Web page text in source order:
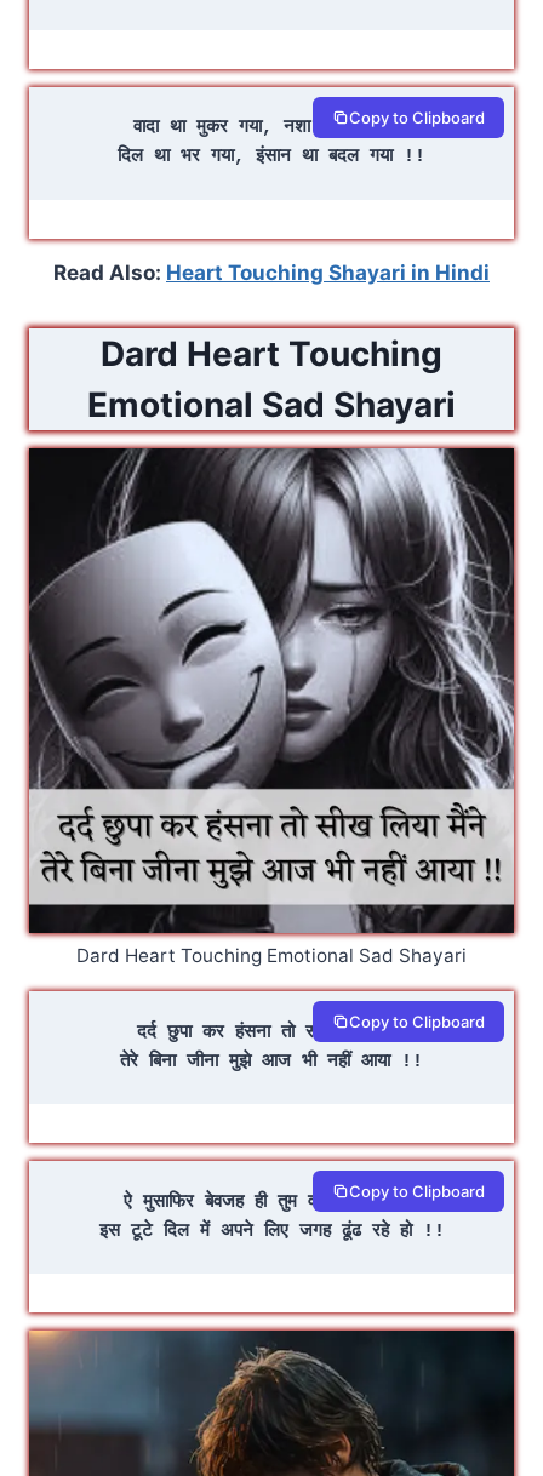
वादा था मुकर गया, नशा था उतर गया
दिल था भर गया, इंसान था बदल गया !!
Copy to Clipboard
Read Also: Heart Touching Shayari in Hindi
Dard Heart Touching
Emotional Sad Shayari
Dard Heart Touching Emotional Sad Shayari
दर्द छुपा कर हंसना तो सीख लिया मैंने
तेरे बिना जीना मुझे आज भी नहीं आया !!
Copy to Clipboard
ऐ मुसाफिर बेवजह ही तुम वजह ढूंढ रहे हो
इस टूटे दिल में अपने लिए जगह ढूंढ रहे हो !!
Copy to Clipboard